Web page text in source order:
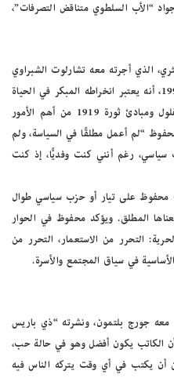
“الأب السلطوي متناقض التصرفات”،
الذي أجرته معه تشارلوت الشبراوي
ونُشر في “ذي باريس رفيو” في صيف 1992، أنه يعتبر انخراطه المبكر في الحياة
السياسية وتبعيته الصريحة لسعد باشا زغلول ومبادئ ثورة 1919 من أهم الأمور
“لم أعمل مطلقًا في السياسة، ولم
رغم أنني كنت وفديًّا، إذ كنت
على تيار أو حزب سياسي طوال
المطلق. ويؤكد محفوظ في الحوار
التحرر من الاستعمار، التحرر من
في سياق المجتمع والأسرة.
جورج بلتمون، ونشرته “ذي باريس
همنغواي بأن الكاتب يكون أفضل وهو في حالة حب،
يكتب في أي وقت يتركه الناس فيه